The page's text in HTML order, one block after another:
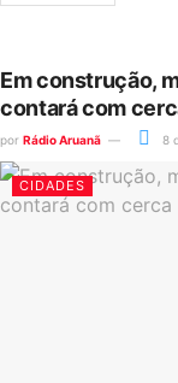
Em construção,
contará com
por Rádio Aruanã 8
CIDADES